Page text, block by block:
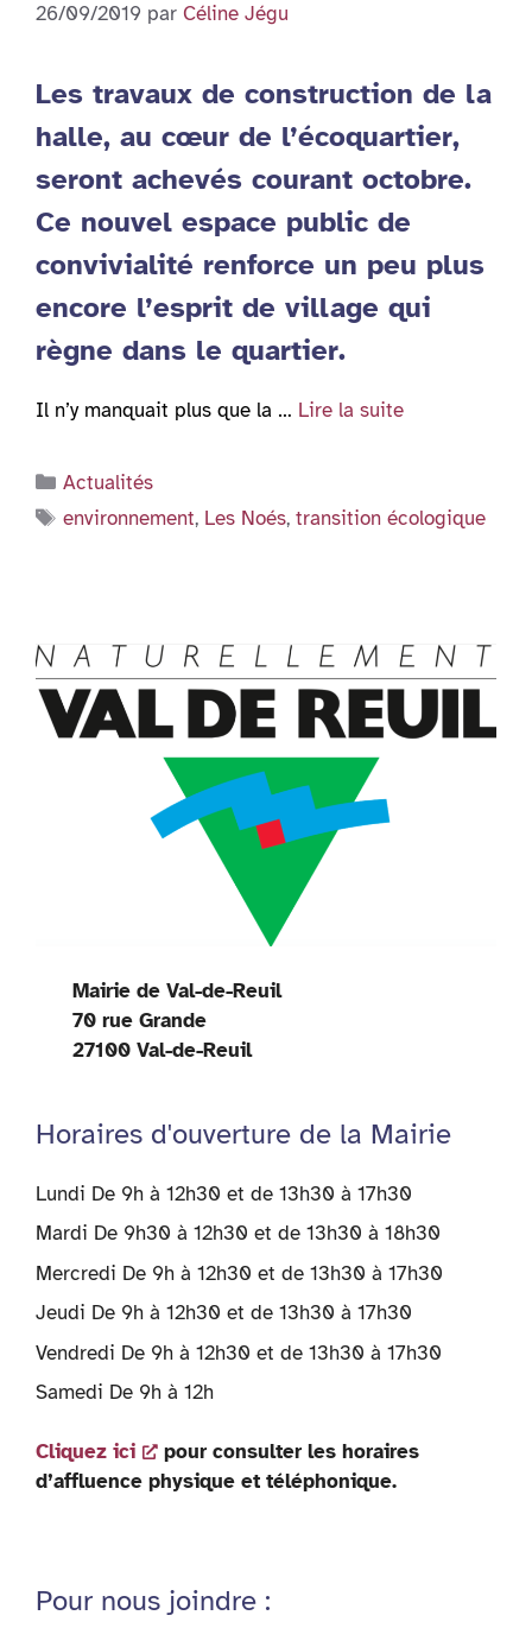
26/09/2019 par Céline Jégu
Les travaux de construction de la
halle, au cœur de l’écoquartier,
seront achevés courant octobre.
Ce nouvel espace public de
convivialité renforce un peu plus
encore l’esprit de village qui
règne dans le quartier.
Il n’y manquait plus que la … Lire la suite
Catégories
Actualités
Étiquettes
environnement, Les Noés,transition écologique
Mairie de Val-de-Reuil
70 rue Grande
27100 Val-de-Reuil
Horaires d'ouverture de la Mairie
Lundi De 9h à 12h30 et de 13h30 à 17h30
Mardi De 9h30 à 12h30 et de 13h30 à 18h30
Mercredi De 9h à 12h30 et de 13h30 à 17h30
Jeudi De 9h à 12h30 et de 13h30 à 17h30
Vendredi De 9h à 12h30 et de 13h30 à 17h30
Samedi De 9h à 12h
Cliquez ici
pour consulter les horaires
d’affluence physique et téléphonique.
Pour nous joindre :